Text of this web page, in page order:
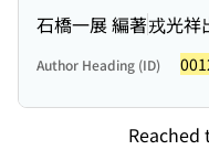
石橋一展 編著戎光祥
Author Heading (ID)